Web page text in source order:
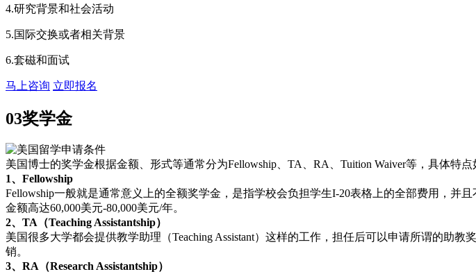
4.研究背景和社会活动
5.国际交换或者相关背景
6.套磁和面试
马上咨询 立即报名
03奖学金
美国博士的奖学金根据金额、形式等通常分为Fellowship、TA、RA、Tuition Waiver等，具体特点
1、Fellowship
Fellowship一般就是通常意义上的全额奖学金，是指学校会负担学生I-20表格上的全部费用，
金额高达60,000美元-80,000美元/年。
2、TA（Teaching Assistantship）
美国很多大学都会提供教学助理（Teaching Assistant）这样的工作，担任后可以申请所谓的助
销。
3、RA（Research Assistantship）